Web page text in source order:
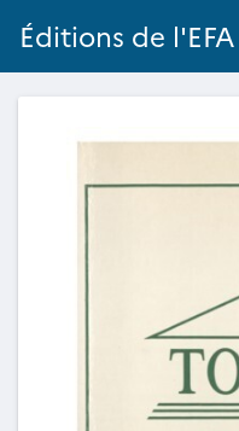
Éditions de l'EFA